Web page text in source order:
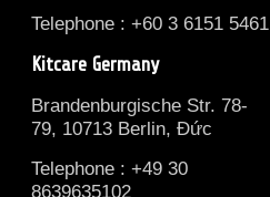
Telephone : +60 3 6151 5461
Kitcare Germany
Brandenburgische Str. 78-
79, 10713 Berlin, Đức
Telephone : +49 30
8639635102